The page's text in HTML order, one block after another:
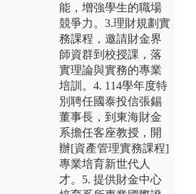
能，增強學生的職場
競爭力。3.理財規劃實
務課程，邀請財金界
師資群到校授課，落
實理論與實務的專業
培訓。4. 114學年度特
別聘任國泰投信張錫
董事長，到東海財金
系擔任客座教授，開
辦[資產管理實務課程]
專業培育新世代人
才。5. 提供財金中心